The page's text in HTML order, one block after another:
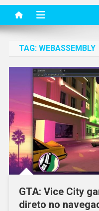
TAG: WEBASSEMBLY
GTA: Vice City
direto no